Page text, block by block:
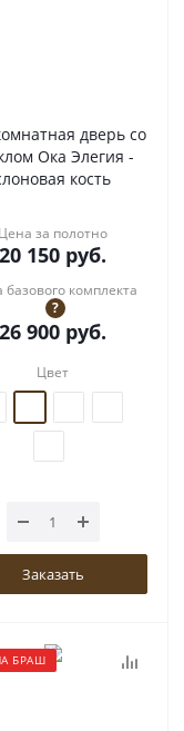
дверь со
Ока Элегия -
кость
Цена за полотно
20 150 руб.
базового комплекта
?
26 900 руб.
Цвет
Заказать
БРАШ